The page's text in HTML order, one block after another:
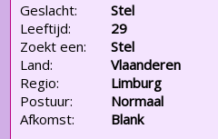
Geslacht:
Stel
Leeftijd:
29
Zoekt een:
Stel
Land:
Vlaanderen
Regio:
Limburg
Postuur:
Normaal
Afkomst:
Blank